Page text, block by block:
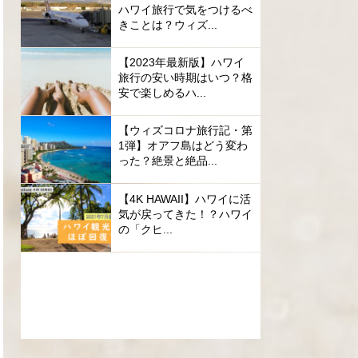
ハワイ旅行で気をつけるべ
きことは？ウィズ...
【2023年最新版】ハワイ
旅行の安い時期はいつ？格
安で楽しめるハ...
【ウィズコロナ旅行記・第
1弾】オアフ島はどう変わ
った？絶景と絶品...
【4K HAWAII】ハワイに活
気が戻ってきた！？ハワイ
の「クヒ...